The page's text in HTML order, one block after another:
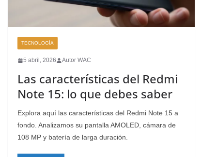
TECNOLOGÍA
5 abril, 2026 Autor WAC
Las características del Redmi
Note 15: lo que debes saber
Explora aquí las características del Redmi Note 15 a
fondo. Analizamos su pantalla AMOLED, cámara de
108 MP y batería de larga duración.